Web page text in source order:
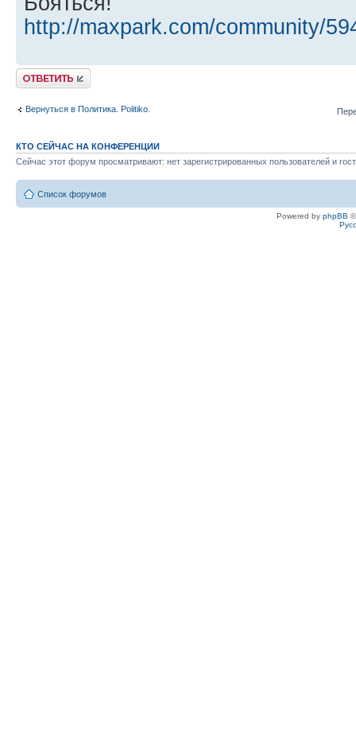
http://maxpark.com/community/
Ответить
Вернуться в Политика. Politiko.
КТО СЕЙЧАС НА КОНФЕРЕНЦИИ
Сейчас этот форум просматривают: нет зарегистрированных пользователей и
Список форумов
Powered by phpBB